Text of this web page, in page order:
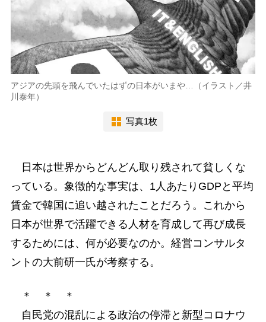
アジアの先頭を飛んでいたはずの日本がいまや…（イラスト／井
川泰年）
写真1枚
日本は世界からどんどん取り残されて貧しくな
っている。象徴的な事実は、1人あたりGDPと平均
賃金で韓国に追い越されたことだろう。これから
日本が世界で活躍できる人材を育成して再び成長
するためには、何が必要なのか。経営コンサルタ
ントの大前研一氏が考察する。
＊ ＊ ＊
自民党の混乱による政治の停滞と新型コロナウ